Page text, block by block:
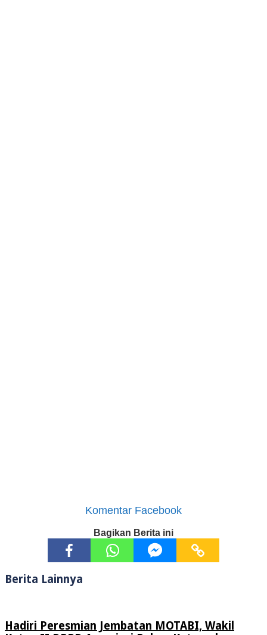
Komentar Facebook
Bagikan Berita ini
Berita Lainnya
Hadiri Peresmian Jembatan MOTABI, Wakil